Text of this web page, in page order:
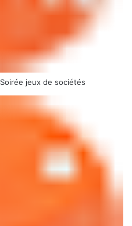
Soirée jeux de sociétés